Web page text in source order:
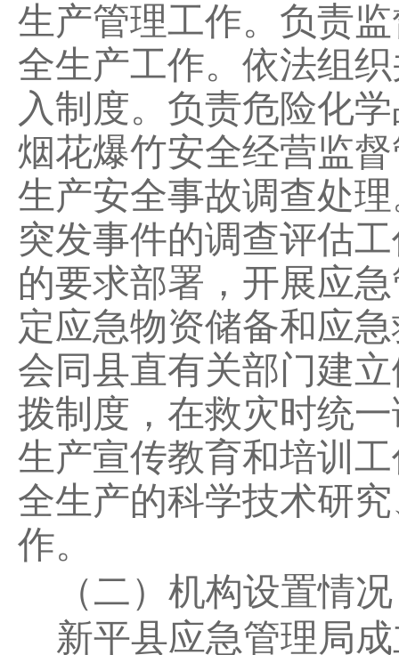
生产管理工作。负责
全生产工作。依法组
入制度。负责危险化
烟花爆竹安全经营监
生产安全事故调查处
突发事件的调查评估
的要求部署，开展应
定应急物资储备和应
会同县直有关部门建
拨制度，在救灾时统
生产宣传教育和培训
全生产的科学技术研
作。
（二）机构设置情况
新平县应急管理局